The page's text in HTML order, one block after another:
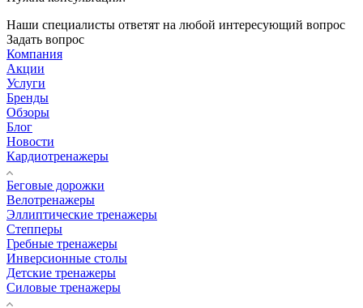
Наши специалисты ответят на любой интересующий вопрос
Задать вопрос
Компания
Акции
Услуги
Бренды
Обзоры
Блог
Новости
Кардиотренажеры
Беговые дорожки
Велотренажеры
Эллиптические тренажеры
Степперы
Гребные тренажеры
Инверсионные столы
Детские тренажеры
Силовые тренажеры